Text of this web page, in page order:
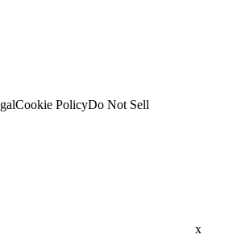
Cookie PolicyDo Not Sell
x